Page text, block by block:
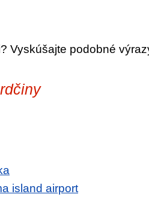
Vyskúšajte podobné
island airport